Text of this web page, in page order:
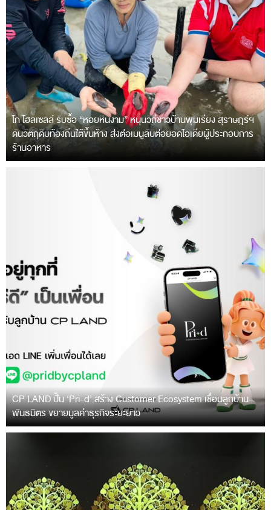
โก โฮลเซลล์ รับซื้อ “หอยหินงาม” หนุนวิถีชาวบ้านพุมเรียง สุราษฎร์ฯ
ดันวัตถุดิบท้องถิ่นใต้ขึ้นห้าง ส่งต่อเมนูลับต่อยอดไอเดียผู้ประกอบการ
ร้านอาหาร
CP LAND ปั้น ‘Pri-d’ สร้าง Customer Ecosystem เชื่อมลูกบ้าน-
พันธมิตร ขยายมูลค่าธุรกิจระยะยาว